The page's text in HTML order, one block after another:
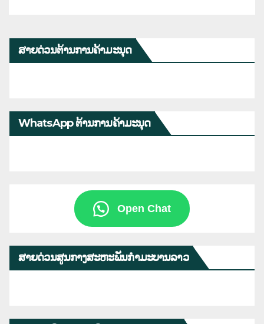
ສາຍດ່ວນຕ້ານການຄ້າມະນຸດ
WhatsApp ຕ້ານການຄ້າມະນຸດ
Open Chat
ສາຍດ່ວນສູນກາງສະຫະພັນກຳມະບານລາວ